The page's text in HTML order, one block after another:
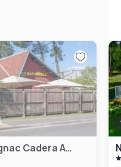
B&B HOTEL Bordeaux Mérignac Cadera Aéroport